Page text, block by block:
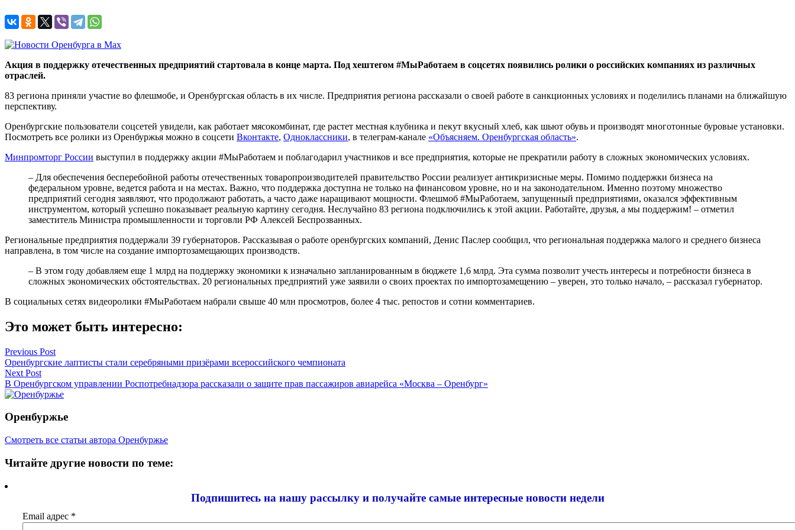
Акция в поддержку отечественных предприятий стартовала в конце марта. Под хештегом #МыРаботаем в соцсетях появились ролики о российских компаниях из различных
отраслей.
83 региона приняли участие во флешмобе, и Оренбургская область в их числе. Предприятия региона рассказали о своей работе в санкционных условиях и поделились планами на ближайшую
перспективу.
Оренбургские пользователи соцсетей увидели, как работает мясокомбинат, где растет местная клубника и пекут вкусный хлеб, как шьют обувь и производят многотонные буровые установки.
Посмотреть все ролики из Оренбуржья можно в соцсети Вконтакте, Одноклассники, в телеграм-канале «Объясняем. Оренбургская область».
Минпромторг России выступил в поддержку акции #МыРаботаем и поблагодарил участников и все предприятия, которые не прекратили работу в сложных экономических условиях.
– Для обеспечения бесперебойной работы отечественных товаропроизводителей правительство России реализует антикризисные меры. Помимо поддержки бизнеса на
федеральном уровне, ведется работа и на местах. Важно, что поддержка доступна не только на финансовом уровне, но и на законодательном. Именно поэтому множество
предприятий сегодня заявляют, что продолжают работать, а часто даже наращивают мощности. Флешмоб #МыРаботаем, запущенный предприятиями, оказался эффективным
инструментом, который успешно показывает реальную картину сегодня. Неслучайно 83 региона подключились к этой акции. Работайте, друзья, а мы поддержим! – отметил
заместитель Министра промышленности и торговли РФ Алексей Беспрозванных.
Региональные предприятия поддержали 39 губернаторов. Рассказывая о работе оренбургских компаний, Денис Паслер сообщил, что региональная поддержка малого и среднего бизнеса
направлена, в том числе на создание импортозамещающих производств.
– В этом году добавляем еще 1 млрд на поддержку экономики к изначально запланированным в бюджете 1,6 млрд. Эта сумма позволит учесть интересы и потребности бизнеса в
сложных экономических обстоятельствах. 20 региональных предприятий уже заявили о своих проектах по импортозамещению – уверен, это только начало, – рассказал губернатор.
В социальных сетях видеоролики #МыРаботаем набрали свыше 40 млн просмотров, более 4 тыс. репостов и сотни комментариев.
Это может быть интересно:
Навигация
по
записям
Previous Post
Оренбургские лаптисты стали серебряными призёрами всероссийского чемпионата
Next Post
В Оренбургском управлении Роспотребнадзора рассказали о защите прав пассажиров авиарейса «Москва – Оренбург»
Оренбуржье
Смотреть все статьи автора Оренбуржье
Читайте другие новости по теме:
Подпишитесь на нашу рассылку и получайте самые интересные новости недели
Email адрес *